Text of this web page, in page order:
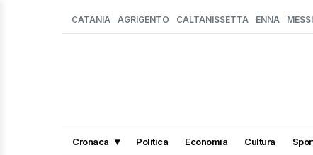
CATANIA AGRIGENTO CALTANISSETTA ENNA
Cronaca Politica Economia Cultura